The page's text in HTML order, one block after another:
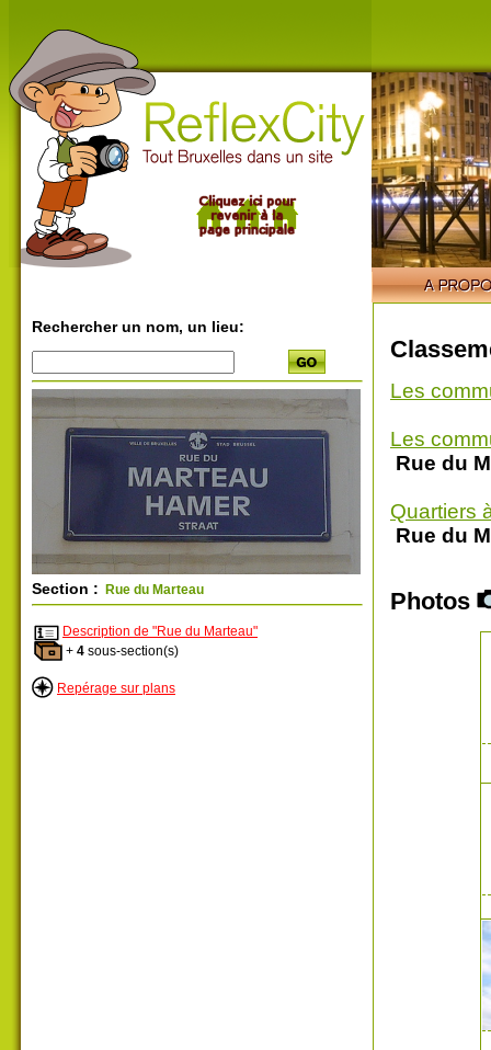
Rechercher un nom, un lieu:
Section : Rue du Marteau
Description de "Rue du Marteau"
+ 4 sous-section(s)
Repérage sur plans
Les
Les
Rue du
Quartiers
Rue du
Photos